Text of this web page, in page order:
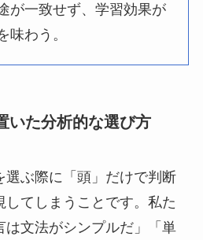
が一致せず、学習効果が
味わう。
いた分析的な選び方
選ぶ際に「頭」だけで判断
してしまうことです。私た
は文法がシンプルだ」「単